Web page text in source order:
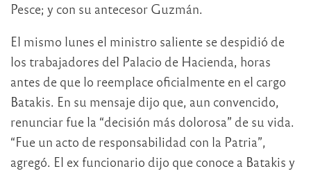
Pesce; y con su antecesor Guzmán.
El mismo lunes el ministro saliente se despidió de
los trabajadores del Palacio de Hacienda, horas
antes de que lo reemplace oficialmente en el cargo
Batakis. En su mensaje dijo que, aun convencido,
renunciar fue la “decisión más dolorosa” de su vida.
“Fue un acto de responsabilidad con la Patria”,
agregó. El ex funcionario dijo que conoce a Batakis y